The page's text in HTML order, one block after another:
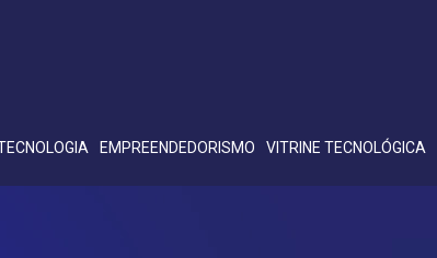
EMPREENDEDORISMO VITRINE TECNOLÓGICA